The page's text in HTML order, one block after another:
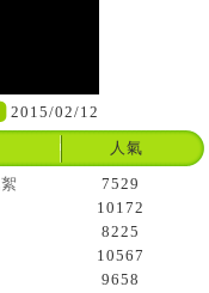
2015/02/12
人氣
7529
10172
8225
10567
9658